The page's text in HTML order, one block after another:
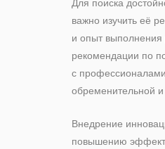
Для поиска
важно изучить её
и опыт
рекомендации по
с
обременительной
Внедрение
повышению